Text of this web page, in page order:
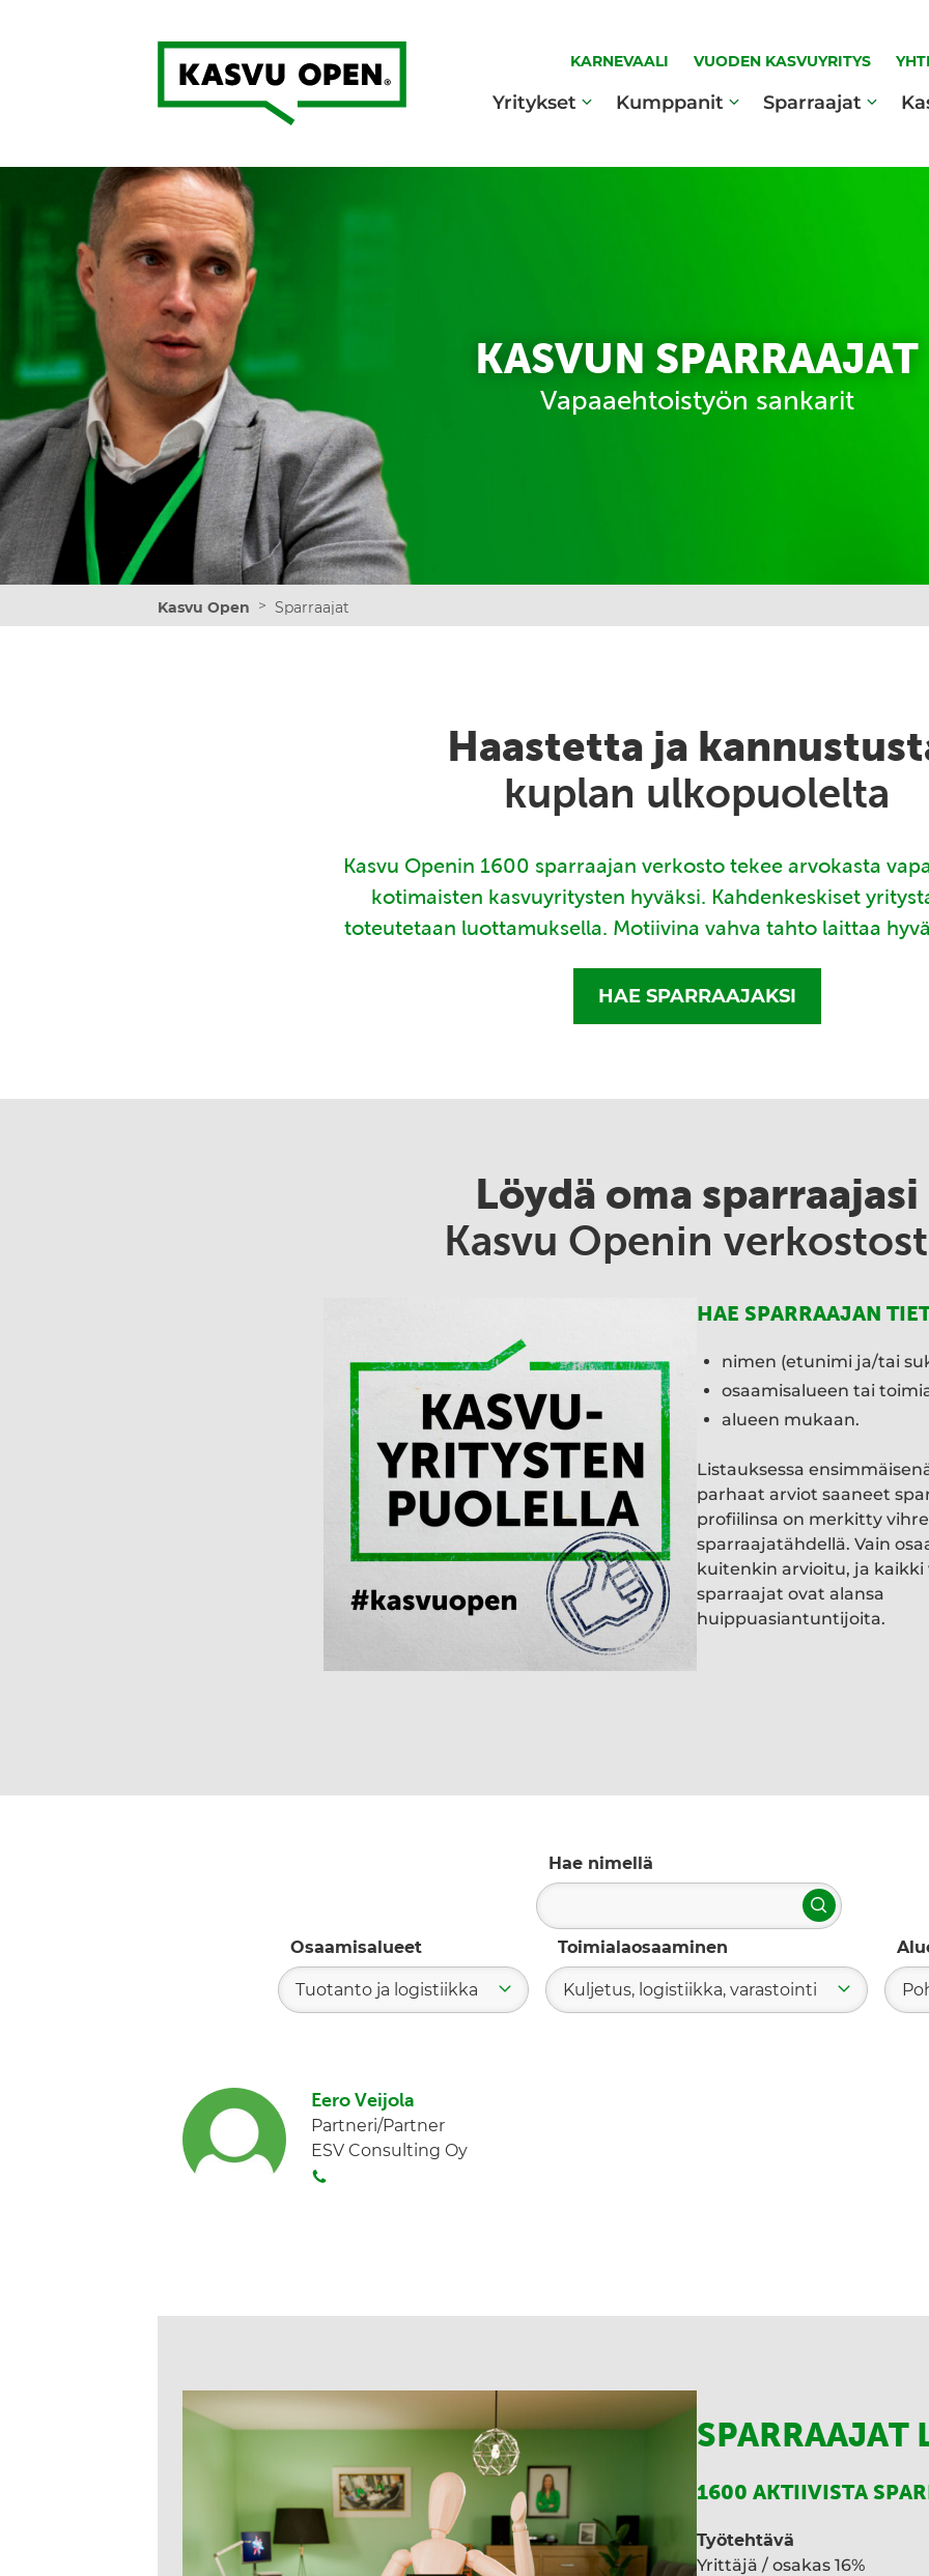
Kasvu Open
KARNEVAALI VUODEN KASVUYRITYS
Yritykset Kumppanit Sparraajat
KASVUN SPARRAAJAT
Vapaaehtoistyön sankarit
Kasvu Open > Sparraajat
Haastetta ja
kuplan ulkopuolelta
Kasvu Openin 1600 sparraajan verkosto tekee arvokasta
kotimaisten kasvuyritysten hyväksi. Kahdenkeskiset
toteutetaan luottamuksella. Motiivina vahva tahto laittaa
HAE SPARRAAJAKSI
Löydä oma sparraajasi
Kasvu Openin
HAE SPARRAAJAN
nimen (etunimi ja/tai
osaamisalueen tai
alueen mukaan.
Listauksessa
parhaat arviot saaneet
profiilinsa on merkitty
sparraajatähdellä. Vain
kuitenkin arvioitu, ja
sparraajat ovat alansa
huippuasiantuntijoita.
Hae nimellä
Hae
Osaamisalueet
Tuotanto ja logistiikka
Toimialaosaaminen
Kuljetus, logistiikka, varastointi
Eero Veijola
Partneri/Partner
ESV Consulting Oy
SPARRAAJAT
1600 AKTIIVISTA
Työtehtävä
Yrittäjä / osakas 16%